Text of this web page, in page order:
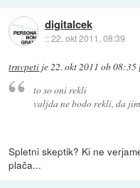
digitalcek
::22. okt 2011, 08:39
trnvpeti je22. okt 2011 ob 08:35
to so oni rekli
valjda ne bodo rekli, da
Spletni skeptik? Ki ne
plača...